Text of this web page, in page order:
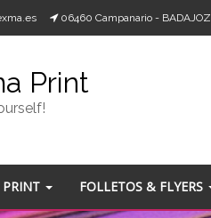
06460 Campanario - BADAJOZ
Print
FOLLETOS & FLYERS